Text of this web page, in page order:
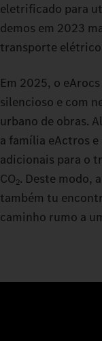
eletrificado para
demos em 2023
transporte
Em 2025, o
silencioso e com
urbano de obras.
a família eActros
adicionais para o
CO2. Deste modo,
também tu
caminho rumo a